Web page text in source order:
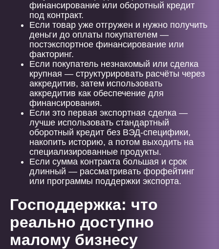
финансирование или оборотный кредит
под контракт.
Если товар уже отгружен и нужно получить
деньги до оплаты покупателем —
постэкспортное финансирование или
факторинг.
Если покупатель незнакомый или сделка
крупная — структурировать расчёты через
аккредитив, затем использовать
аккредитив как обеспечение для
финансирования.
Если это первая экспортная сделка —
лучше использовать стандартный
оборотный кредит без ВЭД-специфики,
накопить историю, а потом выходить на
специализированные продукты.
Если сумма контракта большая и срок
длинный — рассматривать форфейтинг
или программы поддержки экспорта.
Господдержка: что
реально доступно
малому бизнесу